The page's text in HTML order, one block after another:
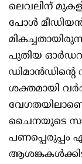
ലെവലിന്
പോള്‍
പുതിയ
ശക്തമായി
ചൈനയുടെ
പണപ്പെരുപ്പം